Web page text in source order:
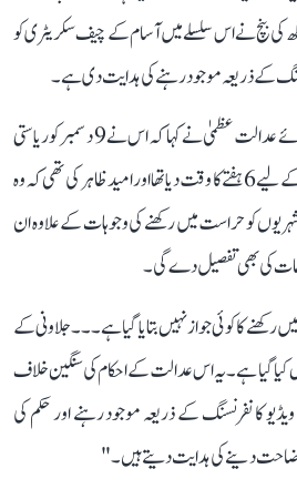
کی بنچ نے اس سلسلے میں آسام کے چیف سکریٹری کو
کے ذریعہ موجود رہنے کی ہدایت دی ہے۔
بدھ کو معاملے کی سماعت کرتے ہوئے عدالت عظمیٰ نے کہا کہ اس نے 9 دسمبر کو ریاستی
حکومت کو حلف نامہ داخل کرنے کے لیے 6 ہفتے کا وقت دیا تھا اور امید ظاہر کی تھی کہ وہ
270 غیر ملکی شہریوں کو حراست میں رکھنے کی وجوہات کے علاوہ ان
کی بھی تفصیل دے گی۔
کا کوئی جواز نہیں بتایا گیا ہے۔۔۔جلاونی کے
کیا گیا ہے۔ یہ اس عدالت کے احکام کی سنگین خلاف
کانفرنسنگ کے ذریعہ موجود رہنے اور حکم کی
دینے کی ہدایت دیتے ہیں۔"